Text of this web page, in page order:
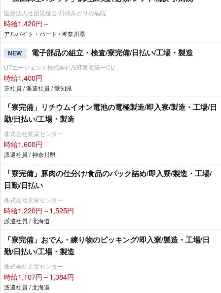
医療法人社団晃進会/川崎みどりの病院
時給1,420円～
アルバイト・パート / 神奈川県
NEW 電子部品の組立・検査/寮完備/日払い/工場・製造
UTエージェント株式会社AGT東海第一CU
時給1,400円
正社員 / 派遣社員 / 愛知県
「寮完備」リチウムイオン電池の電極製造/即入寮/製造・工場/日
勤/日払い/工場・製造
株式会社京栄センター
時給1,600円
派遣社員 / 神奈川県
「寮完備」豚肉の仕分け/食品のパック詰め/即入寮/製造・工場/
日勤/日払い
株式会社京栄センター
時給1,220円～1,525円
派遣社員 / 北海道
「寮完備」おでん・練り物のピッキング/即入寮/製造・工場/日
勤/日払い/工場・製造
株式会社京栄センター
時給1,107円～1,384円
派遣社員 / 北海道